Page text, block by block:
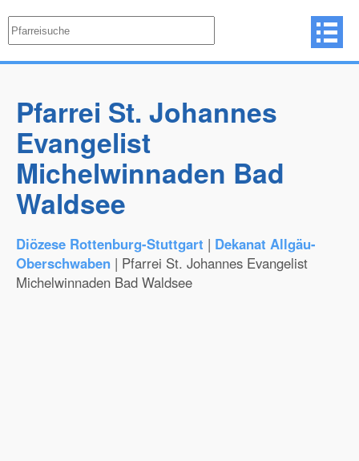
Pfarrei St. Johannes
Evangelist
Michelwinnaden Bad
Waldsee
Diözese Rottenburg-Stuttgart | Dekanat Allgäu-
Oberschwaben | Pfarrei St. Johannes Evangelist
Michelwinnaden Bad Waldsee